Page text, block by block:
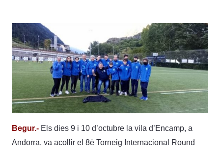
Begur.- Els dies 9 i 10 d’octubre la vila d’Encamp, a
Andorra, va acollir el 8è Torneig Internacional Round